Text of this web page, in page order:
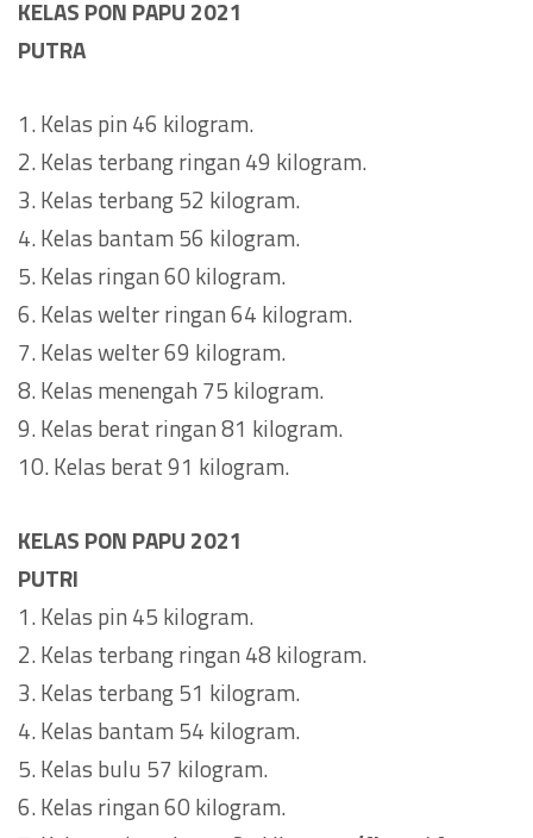
KELAS PON PAPU 2021
PUTRA
1. Kelas pin 46 kilogram.
2. Kelas terbang ringan 49 kilogram.
3. Kelas terbang 52 kilogram.
4. Kelas bantam 56 kilogram.
5. Kelas ringan 60 kilogram.
6. Kelas welter ringan 64 kilogram.
7. Kelas welter 69 kilogram.
8. Kelas menengah 75 kilogram.
9. Kelas berat ringan 81 kilogram.
10. Kelas berat 91 kilogram.
KELAS PON PAPU 2021
PUTRI
1. Kelas pin 45 kilogram.
2. Kelas terbang ringan 48 kilogram.
3. Kelas terbang 51 kilogram.
4. Kelas bantam 54 kilogram.
5. Kelas bulu 57 kilogram.
6. Kelas ringan 60 kilogram.